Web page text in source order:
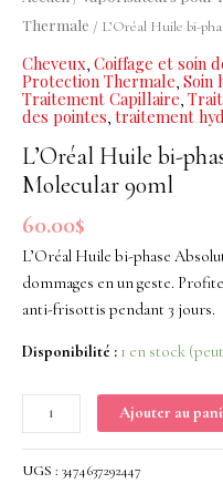
Thermale / L’Oréal Huile bi-
Cheveux, Coiffage et soin
Protection Thermale, Soin
Traitement Capillaire,
des pointes, traitement
L’Oréal Huile bi-
Molecular 90ml
60.00$
L’Oréal Huile bi-phase
dommages en un geste.
anti-frisottis pendant 3 jours.
Disponibilité : 1 en stock
Repair
Molecular
90ml
Ajouter au
UGS : 3474637292447